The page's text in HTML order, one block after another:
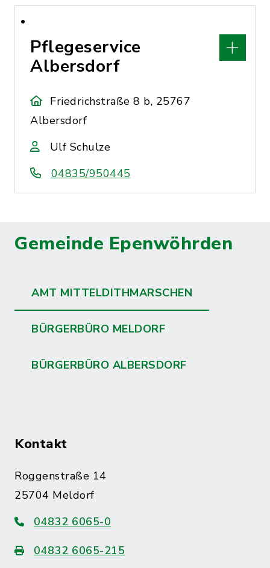
Pflegeservice
Albersdorf
Friedrichstraße 8 b, 25767
Albersdorf
Ulf Schulze
04835/950445
Gemeinde Epenwöhrden
AMT MITTELDITHMARSCHEN
BÜRGERBÜRO MELDORF
BÜRGERBÜRO ALBERSDORF
Kontakt
Roggenstraße 14
25704 Meldorf
04832 6065-0
04832 6065-215